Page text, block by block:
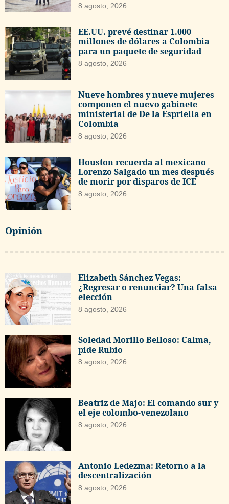
8 agosto, 2026
EE.UU. prevé destinar 1.000
millones de dólares a Colombia
para un paquete de seguridad
8 agosto, 2026
Nueve hombres y nueve mujeres
componen el nuevo gabinete
ministerial de De la Espriella en
Colombia
8 agosto, 2026
Houston recuerda al mexicano
Lorenzo Salgado un mes después
de morir por disparos de ICE
8 agosto, 2026
Opinión
Elizabeth Sánchez Vegas:
¿Regresar o renunciar? Una falsa
elección
8 agosto, 2026
Soledad Morillo Belloso: Calma,
pide Rubio
8 agosto, 2026
Beatriz de Majo: El comando sur y
el eje colombo-venezolano
8 agosto, 2026
Antonio Ledezma: Retorno a la
descentralización
8 agosto, 2026